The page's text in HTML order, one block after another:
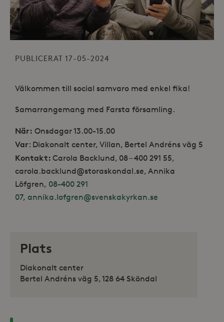
PUBLICERAT 17-05-2024
Välkommen till social samvaro med enkel fika!
Samarrangemang med Farsta församling.
När: Onsdagar 13.00-15.00
Var: Diakonalt center, Villan, Bertel Andréns väg 5
Kontakt: Carola Backlund, 08 – 400 291 55,
carola.backlund@storaskondal.se, Annika
Löfgren, 08-400 291
07, annika.lofgren@svenskakyrkan.se
Plats
Diakonalt center
Bertel Andréns väg 5, 128 64 Sköndal